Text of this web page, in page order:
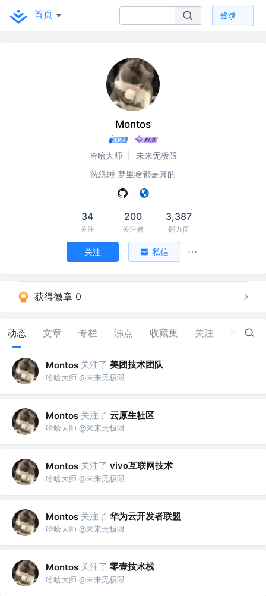
首页 登录
Montos
哈哈大师
未来无极限
洗洗睡 梦里啥都是真的
34
关注
200
关注者
3,387
掘力值
关注 私信
获得徽章 0
动态 文章 专栏 沸点 收藏集 关注 143
Montos 关注了 美团技术团队
哈哈大师 @未来无极限
Montos 关注了 云原生社区
哈哈大师 @未来无极限
Montos 关注了 vivo互联网技术
哈哈大师 @未来无极限
Montos 关注了 华为云开发者联盟
哈哈大师 @未来无极限
Montos 关注了 零壹技术栈
哈哈大师 @未来无极限